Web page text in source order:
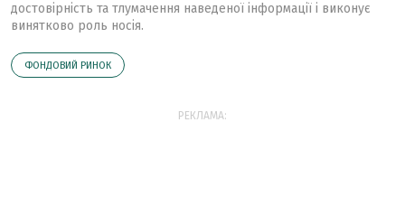
достовірність та тлумачення наведеної інформації і виконує
винятково роль носія.
ФОНДОВИЙ РИНОК
РЕКЛАМА: